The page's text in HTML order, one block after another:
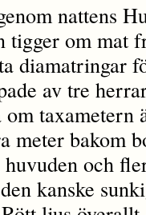
nattens
om mat
diamatringar
av tre
taxametern
meter bakom
och
kanske